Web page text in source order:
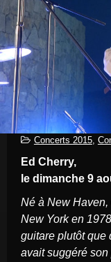
Archives Concerts
Newsletter
Contact
Concerts 2015,
Ed Cherry,
le dimanche 9
Né à New Haven, Connecticut, Ed Cherry déménage à
New York en
guitare plutôt
avait suggéré